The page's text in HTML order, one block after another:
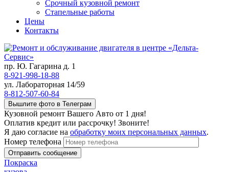
Срочный кузовной ремонт
Стапельные работы
Цены
Контакты
пр. Ю. Гагарина д. 1
8-921-998-18-88
ул. Лабораторная 14/59
8-812-507-60-84
Вышлите фото в Телеграм
Кузовной ремонт Вашего Авто от 1 дня!
Оплатив кредит или рассрочку! Звоните!
Я даю согласие на обработку моих персональных данных.
Номер телефона
Покраска